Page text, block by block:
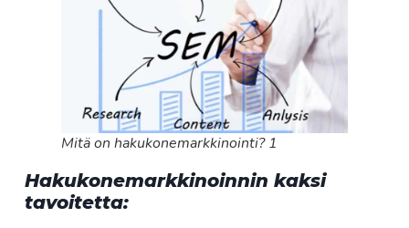
Mitä on hakukonemarkkinointi? 1
Hakukonemarkkinoinnin kaksi
tavoitetta: